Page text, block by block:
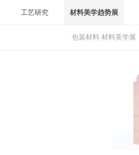
工艺研究 材料美学趋势展
包装材料·材料美学展